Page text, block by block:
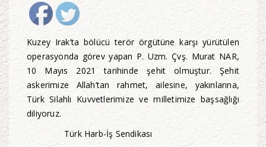
Kuzey Irak’ta bölücü terör örgütüne karşı yürütülen
operasyonda görev yapan P. Uzm. Çvş. Murat NAR,
10 Mayıs 2021 tarihinde şehit olmuştur. Şehit
askerimize Allah’tan rahmet, ailesine, yakınlarına,
Türk Silahlı Kuvvetlerimize ve milletimize başsağlığı
diliyoruz.
Türk Harb-İş Sendikası